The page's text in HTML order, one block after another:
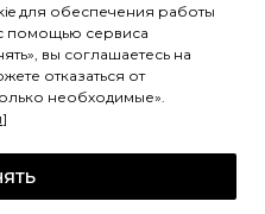
офертой в смысле
товаров и услуг
и фиксируется в
услуг определяются
по адресу:
для обеспечения работы
помощью сервиса
вы соглашаетесь на
отказаться от
необходимые».
]